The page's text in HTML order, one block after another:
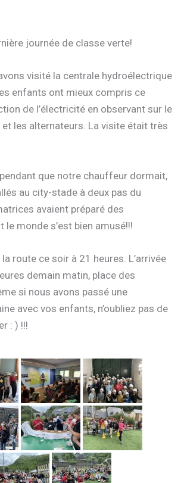
journée de classe verte!
visité la centrale hydroélectrique
enfants ont mieux compris ce
de l’électricité en observant sur le
les alternateurs. La visite était très
que notre chauffeur dormait,
au city-stade à deux pas du
avaient préparé des
le monde s’est bien amusé!!!
route ce soir à 21 heures. L’arrivée
demain matin, place des
si nous avons passé une
avec vos enfants, n’oubliez pas de
: ) !!!